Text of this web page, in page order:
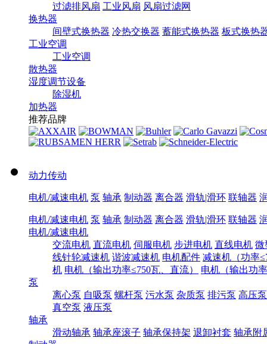
过滤排风扇 工业风扇 风扇过滤网
换热器
间壁式换热器 冷热交换器 蓄能式换热器 板式换热
工业空调
工业空调
散热器
湿度调节设备
除湿机
加热器
推荐品牌
动力传动
电机/减速电机 泵 轴承 制动器 离合器 滑轨|滑环 联轴器
电机/减速电机 泵 轴承 制动器 离合器 滑轨|滑环 联轴器
电机/减速电机
交流电机 直流电机 伺服电机 步进电机 直线电机 微
线针轮减速机 谐波减速机 电机配件 减速机（功率
机 电机（输出功率≤750瓦、直流）
电机（输出功
泵
离心泵 自吸泵 螺杆泵 污水泵 杂质泵 排污泵 高压泵
真空泵 液压泵
轴承
滑动轴承 轴承座滚子 轴承保持架 退卸衬套 轴承附